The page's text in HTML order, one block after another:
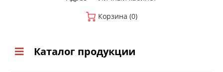
Корзина (0)
Каталог продукции